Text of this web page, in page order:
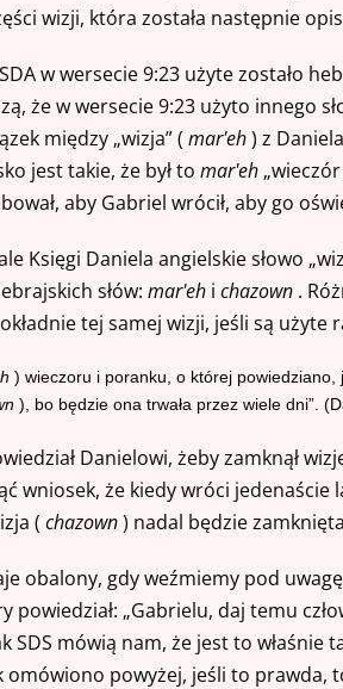
wizji, która została następnie
w wersecie 9:23 użyte zostało
że w wersecie 9:23 użyto innego
między „wizja” ( mar'eh) z
jest takie, że był to mar'eh
aby Gabriel wrócił, aby go
Księgi Daniela angielskie słowo
słów: mar'ehi chazown.
tej samej wizji, jeśli są
) wieczoru i poranku, o której
), bo będzie ona trwała przez wiele dni”.
Danielowi, żeby zamknął
wniosek, że kiedy wróci
( chazown) nadal będzie
obalony, gdy weźmiemy pod
powiedział: „Gabrielu, daj temu
SDS mówią nam, że jest to właśnie
omówiono powyżej, jeśli to prawda,